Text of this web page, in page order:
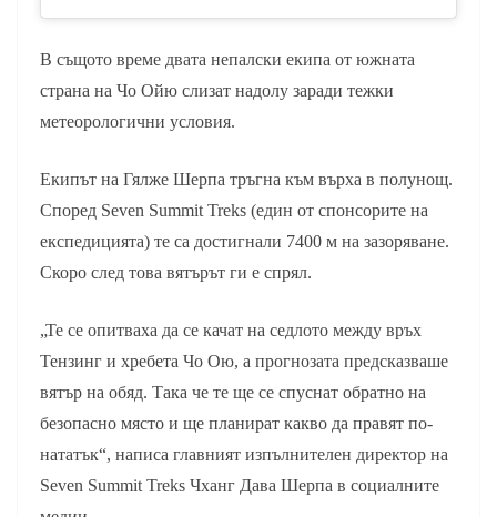
В същото време двата непалски екипа от южната
страна на Чо Ойю слизат надолу заради тежки
метеорологични условия.
Екипът на Гялже Шерпа тръгна към върха в полунощ.
Според Seven Summit Treks (един от спонсорите на
експедицията) те са достигнали 7400 м на зазоряване.
Скоро след това вятърът ги е спрял.
„Те се опитваха да се качат на седлото между връх
Тензинг и хребета Чо Ою, а прогнозата предсказваше
вятър на обяд. Така че те ще се спуснат обратно на
безопасно място и ще планират какво да правят по-
нататък“, написа главният изпълнителен директор на
Seven Summit Treks Чханг Дава Шерпа в социалните